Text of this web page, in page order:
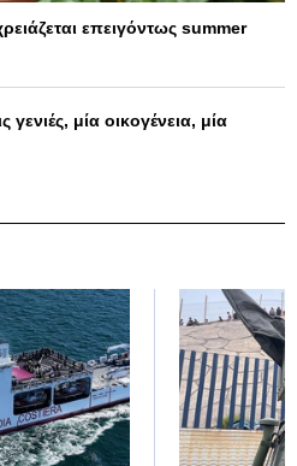
επειγόντως summer
μία οικογένεια, μία